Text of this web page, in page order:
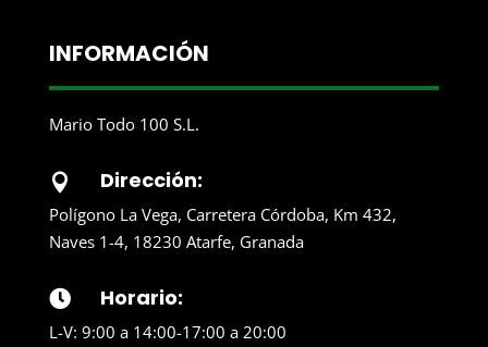
INFORMACIÓN
Mario Todo 100 S.L.
 Dirección:
Polígono La Vega, Carretera Córdoba, Km 432,
Naves 1-4, 18230 Atarfe, Granada
 Horario:
L-V: 9:00 a 14:00-17:00 a 20:00